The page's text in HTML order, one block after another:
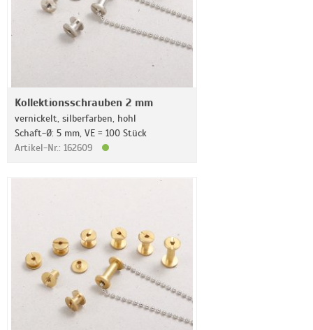
Kollektionsschrauben 2 mm
vernickelt, silberfarben, hohl
Schaft-Ø: 5 mm, VE = 100 Stück
Artikel-Nr.: 162609